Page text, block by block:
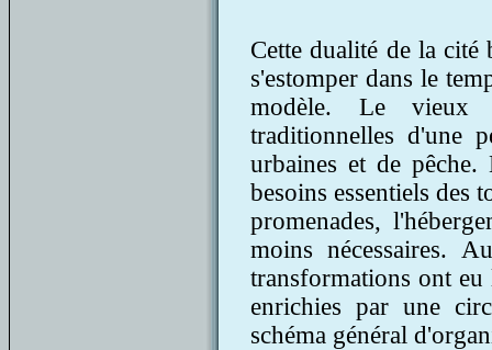
Cette dualité de la cité
s'estomper dans le
modèle. Le vieux
traditionnelles d'une
urbaines et de
besoins essentiels des
promenades,
moins nécessaires.
transformations ont
enrichies par une
schéma général